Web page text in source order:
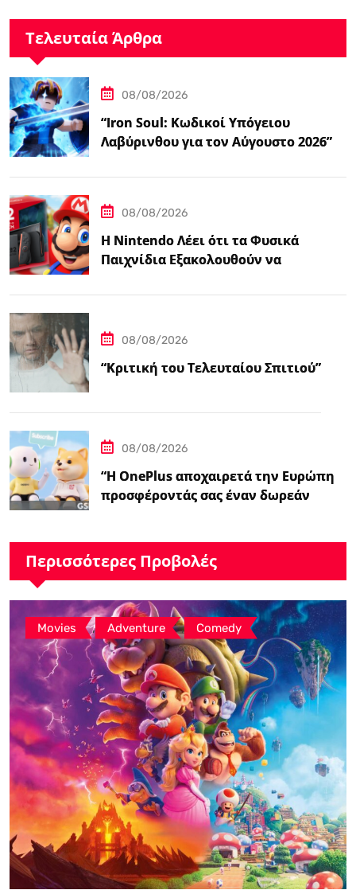
Τελευταία Άρθρα
08/08/2026
“Iron Soul: Κωδικοί Υπόγειου
Λαβύρινθου για τον Αύγουστο 2026”
08/08/2026
Η Nintendo Λέει ότι τα Φυσικά
Παιχνίδια Εξακολουθούν να
08/08/2026
“Κριτική του Τελευταίου Σπιτιού”
08/08/2026
“Η OnePlus αποχαιρετά την Ευρώπη
προσφέροντάς σας έναν δωρεάν
Περισσότερες Προβολές
Movies , Adventure , Comedy